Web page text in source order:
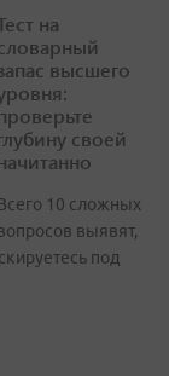
на
высшего
своей
10 сложных
выявят,
под